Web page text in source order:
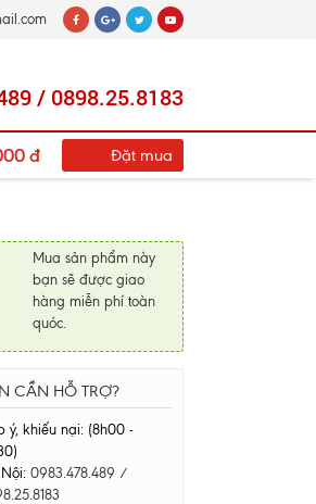
/ 0898.25.8183
đ Đặt mua
Mua sản phẩm này
bạn sẽ được giao
hàng miễn phí toàn
quóc.
CẦN HỖ TRỢ?
ý, khiếu nại: (8h00 -
0983.478.489 /